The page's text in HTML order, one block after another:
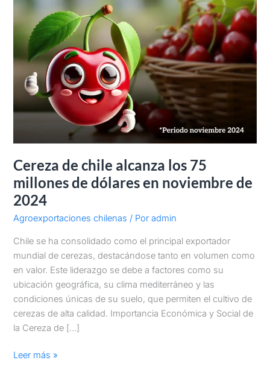
Cereza de chile alcanza los 75
millones de dólares en noviembre de
2024
Agroexportaciones chilenas / Poradmin
Chile se ha consolidado como el principal exportador
mundial de cerezas, destacándose tanto en volumen como
en valor. Este liderazgo se debe a factores como su
ubicación geográfica, su clima mediterráneo y las
condiciones únicas de su suelo, que permiten el cultivo de
cerezas de alta calidad. Importancia Económica y Social de
la Cereza de […]
dólares
en
noviembre
de
2024
Leer más »